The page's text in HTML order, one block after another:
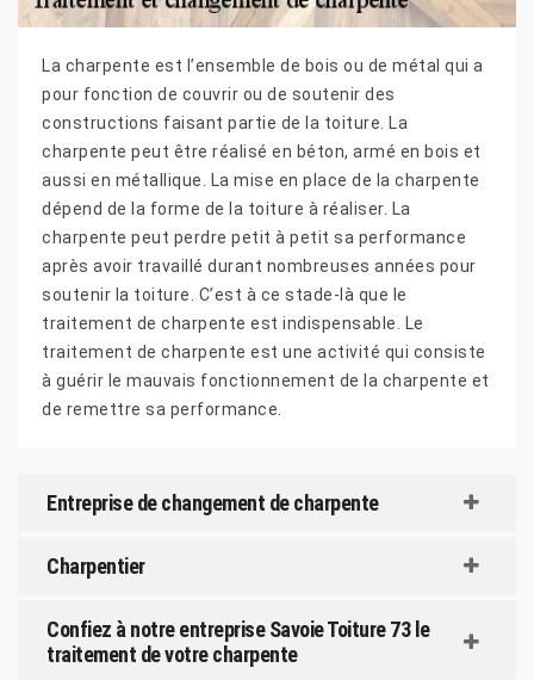
La charpente est l’ensemble de bois ou de métal qui a
pour fonction de couvrir ou de soutenir des
constructions faisant partie de la toiture. La
charpente peut être réalisé en béton, armé en bois et
aussi en métallique. La mise en place de la charpente
dépend de la forme de la toiture à réaliser. La
charpente peut perdre petit à petit sa performance
après avoir travaillé durant nombreuses années pour
soutenir la toiture. C’est à ce stade-là que le
traitement de charpente est indispensable. Le
traitement de charpente est une activité qui consiste
à guérir le mauvais fonctionnement de la charpente et
de remettre sa performance.
Entreprise de changement de charpente
Charpentier
Confiez à notre entreprise Savoie Toiture 73 le
traitement de votre charpente